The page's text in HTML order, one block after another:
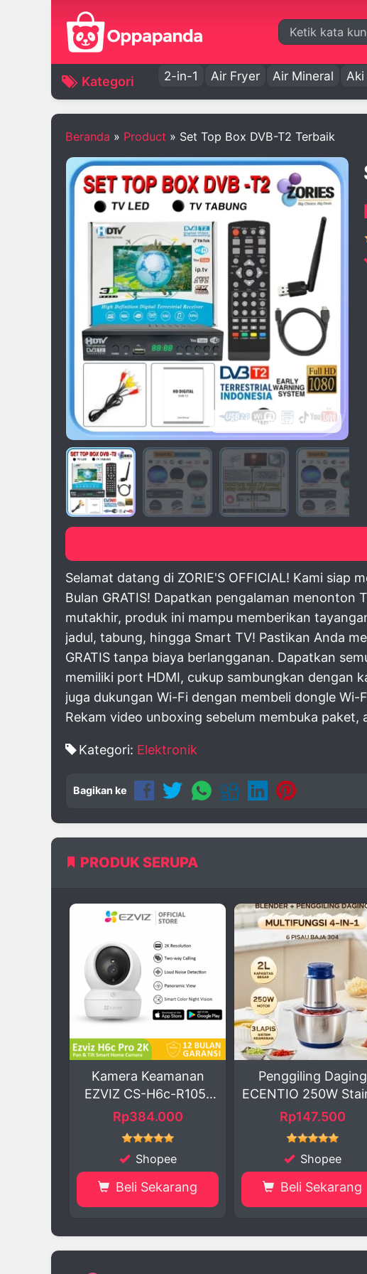
Cari
Kategori 2-in-1 Air Fryer Air Mineral
Beranda » Product » Set Top Box DVB-T2 Terbaik
click image to preview
Selamat datang di ZORIE'S OFFICIAL! Kami
Bulan GRATIS! Dapatkan pengalaman
mutakhir, produk ini mampu memberikan
jadul, tabung, hingga Smart TV! Pastikan Anda
GRATIS tanpa biaya berlangganan. Dapatkan
memiliki port HDMI, cukup sambungkan dengan
juga dukungan Wi-Fi dengan membeli dongle
Rekam video unboxing sebelum membuka
Kategori: Elektronik
Bagikan ke
PRODUK SERUPA
CS-H6c-R105-
Penggiling Daging
ECENTIO 250W Stain...
Rp147.500
Shopee
Beli Sekarang
HNF
Outdoor
Rp59.784 -
Beli